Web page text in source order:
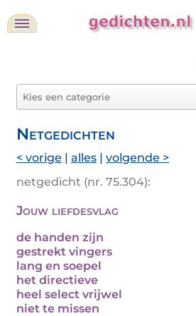
Netgedichten
< vorige | alles | volgende >
netgedicht (nr. 75.304):
Jouw liefdesvlag
de handen zijn
gestrekt vingers
lang en soepel
het directieve
heel select vrijwel
niet te missen